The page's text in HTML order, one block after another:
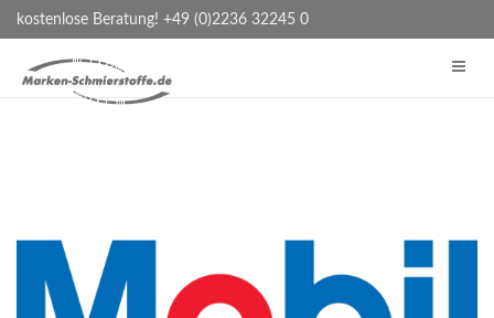
kostenlose Beratung! +49 (0)2236 32245 0